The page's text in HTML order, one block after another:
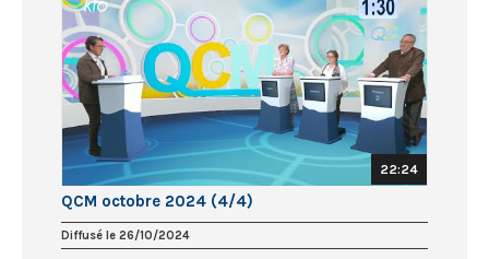
22:24
QCM octobre 2024 (4/4)
Diffusé le 26/10/2024